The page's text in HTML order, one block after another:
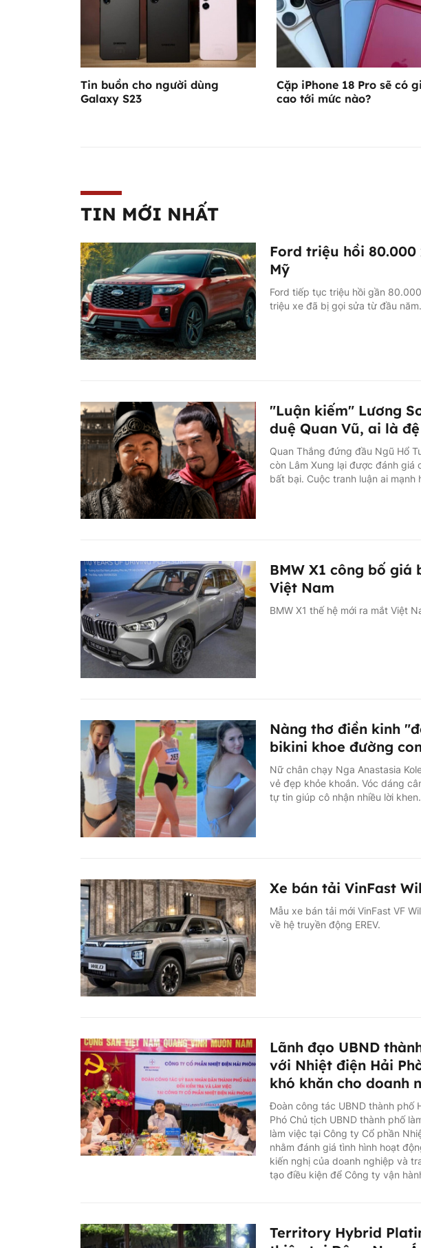
Tin buồn cho người dùng
Galaxy S23
Cặp iPhone 18 Pro sẽ có
cao tới mức nào?
TIN MỚI NHẤT
Ford triệu hồi
Mỹ
Ford tiếp tục triệu hồi gần
triệu xe đã bị gọi sửa từ đầu năm.
"Luận kiếm" Lương
duệ Quan Vũ, ai là
Quan Thắng đứng đầu Ngũ Hổ
còn Lâm Xung lại được đánh
bất bại. Cuộc tranh luận ai mạnh
BMW X1 công bố giá
Việt Nam
BMW X1 thế hệ mới ra mắt Việt
Nàng thơ điền kinh
bikini khoe đường
Nữ chân chạy Nga Anastasia
vẻ đẹp khỏe khoắn. Vóc dáng
tự tin giúp cô nhận nhiều lời khen.
Xe bán tải VinFast
Mẫu xe bán tải mới VinFast VF
về hệ truyền động EREV.
Lãnh đạo UBND
với Nhiệt điện Hải
khó khăn cho doanh
Đoàn công tác UBND thành phố
Phó Chủ tịch UBND thành phố
làm việc tại Công ty Cổ phần
nhằm đánh giá tình hình hoạt
kiến nghị của doanh nghiệp và
tạo điều kiện để Công ty vận
Territory Hybrid